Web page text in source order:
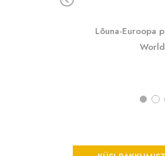
Lõuna-Euroopa